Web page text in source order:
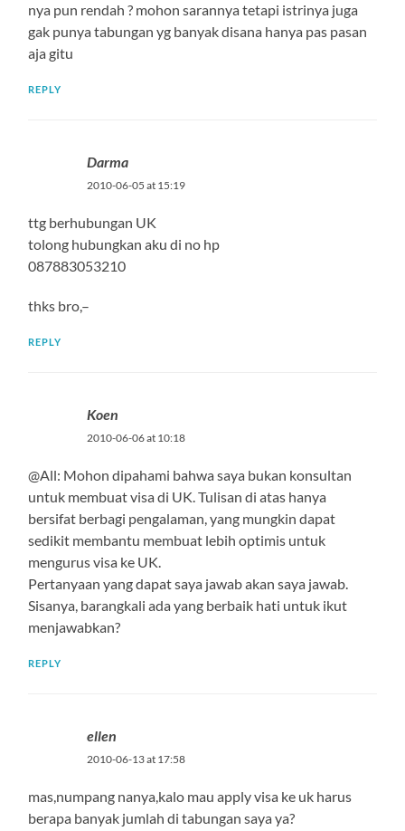
nya pun rendah ? mohon sarannya tetapi istrinya juga
gak punya tabungan yg banyak disana hanya pas pasan
aja gitu
REPLY
Darma
2010-06-05 at 15:19
ttg berhubungan UK
tolong hubungkan aku di no hp
087883053210
thks bro,–
REPLY
Koen
2010-06-06 at 10:18
@All: Mohon dipahami bahwa saya bukan konsultan
untuk membuat visa di UK. Tulisan di atas hanya
bersifat berbagi pengalaman, yang mungkin dapat
sedikit membantu membuat lebih optimis untuk
mengurus visa ke UK.
Pertanyaan yang dapat saya jawab akan saya jawab.
Sisanya, barangkali ada yang berbaik hati untuk ikut
menjawabkan?
REPLY
ellen
2010-06-13 at 17:58
mas,numpang nanya,kalo mau apply visa ke uk harus
berapa banyak jumlah di tabungan saya ya?